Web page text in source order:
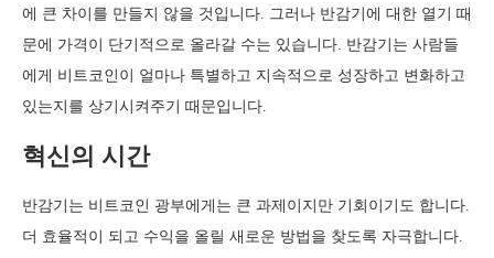
에 큰 차이를 만들지 않을 것입니다. 그러나 반감기에 대한 열기 때
문에 가격이 단기적으로 올라갈 수는 있습니다. 반감기는 사람들
에게 비트코인이 얼마나 특별하고 지속적으로 성장하고 변화하고
있는지를 상기시켜주기 때문입니다.
혁신의 시간
반감기는 비트코인 광부에게는 큰 과제이지만 기회이기도 합니다.
더 효율적이 되고 수익을 올릴 새로운 방법을 찾도록 자극합니다.